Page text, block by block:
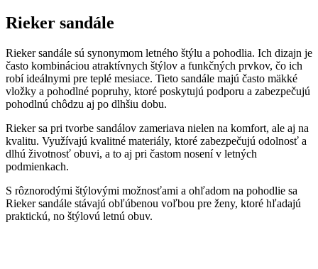
Rieker sandále
Rieker sandále sú synonymom letného štýlu a pohodlia. Ich dizajn je
často kombináciou atraktívnych štýlov a funkčných prvkov, čo ich
robí ideálnymi pre teplé mesiace. Tieto sandále majú často mäkké
vložky a pohodlné popruhy, ktoré poskytujú podporu a zabezpečujú
pohodlnú chôdzu aj po dlhšiu dobu.
Rieker sa pri tvorbe sandálov zameriava nielen na komfort, ale aj na
kvalitu. Využívajú kvalitné materiály, ktoré zabezpečujú odolnosť a
dlhú životnosť obuvi, a to aj pri častom nosení v letných
podmienkach.
S rôznorodými štýlovými možnosťami a ohľadom na pohodlie sa
Rieker sandále stávajú obľúbenou voľbou pre ženy, ktoré hľadajú
praktickú, no štýlovú letnú obuv.